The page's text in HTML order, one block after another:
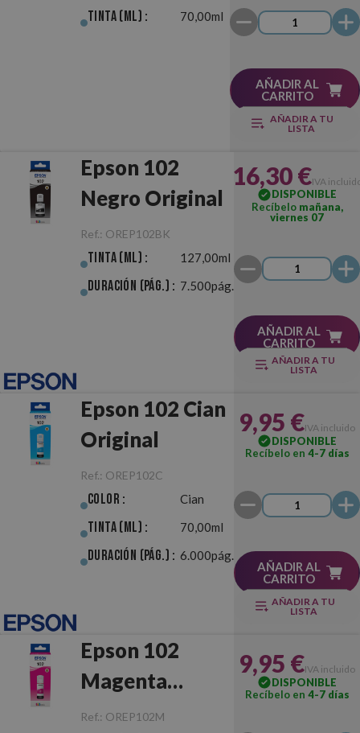
Compatible
Tinta (ml) : 70,00ml
AÑADIR AL
CARRITO
AÑADIR A TU
LISTA
Epson 102
Negro Original
Ref.: OREP102BK
Tinta (ml) : 127,00ml
Duración (pág.) : 7.500pág.
16,30 €IVA
DISPONIBLE
Recíbelo mañana,
viernes 07
AÑADIR AL
CARRITO
AÑADIR A TU
LISTA
Epson 102 Cian
Original
Ref.: OREP102C
Color : Cian
Tinta (ml) : 70,00ml
Duración (pág.) : 6.000pág.
9,95 €IVA incluido
DISPONIBLE
Recíbelo en 4-7 días
AÑADIR AL
CARRITO
AÑADIR A TU
LISTA
Epson 102
Magenta
Original
Ref.: OREP102M
9,95 €IVA incluido
DISPONIBLE
Recíbelo en 4-7 días